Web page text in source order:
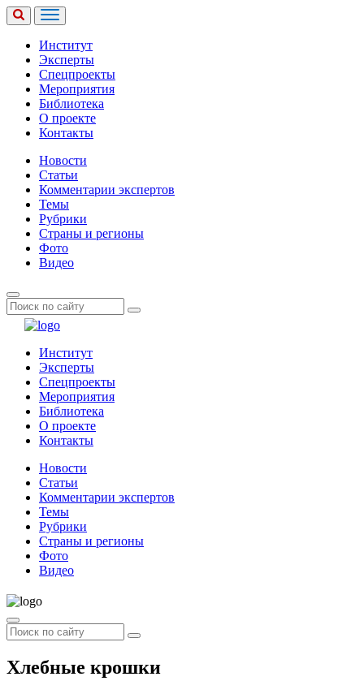
Институт
Эксперты
Спецпроекты
Мероприятия
Библиотека
О проекте
Контакты
Новости
Статьи
Комментарии экспертов
Темы
Рубрики
Страны и регионы
Фото
Видео
Институт
Эксперты
Спецпроекты
Мероприятия
Библиотека
О проекте
Контакты
Новости
Статьи
Комментарии экспертов
Темы
Рубрики
Страны и регионы
Фото
Видео
Хлебные крошки